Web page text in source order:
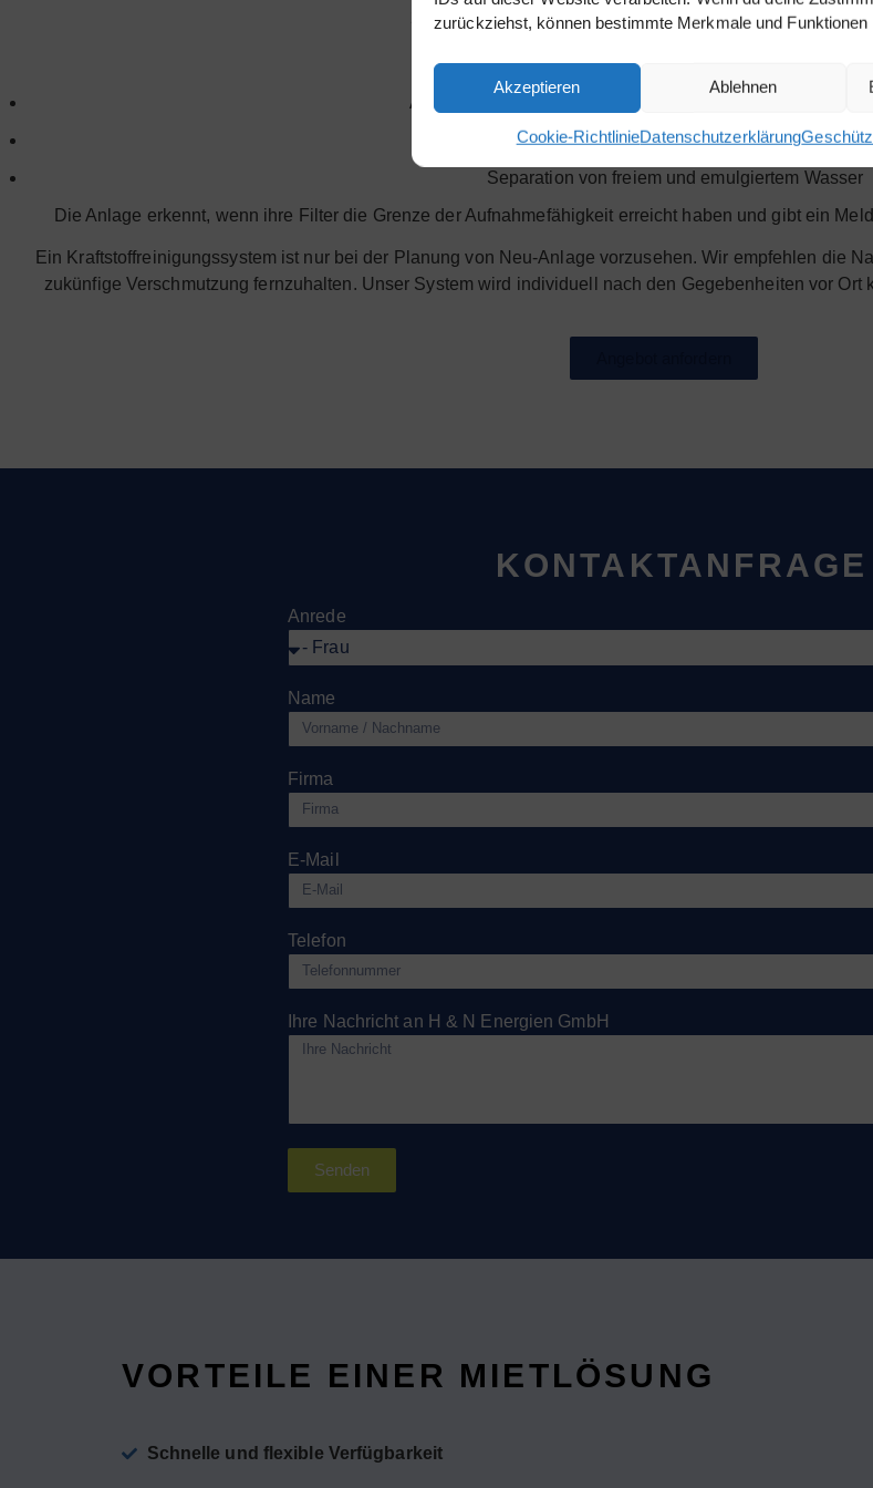
zurückziehst, können bestimmte Merkmale und Funktionen
Akzeptieren Ablehnen
Cookie-RichtlinieDatenschutzerklärung
2µm filtert, um Schaden von Ihrem Notstromdiesel
Der Programmablauf ist zeitgesteuert und erfolgt in
Ausschalten und Entfernen von Mikroben ohne
Partikelfiltration bis zu 2 µm
Separation von freiem und emulgiertem Wasser
Die Anlage erkennt, wenn ihre Filter die Grenze der Aufnahmefähigkeit erreicht haben und gibt ein
Ein Kraftstoffreinigungssystem ist nur bei der Planung von Neu-Anlage vorzusehen. Wir empfehlen die
zukünfige Verschmutzung fernzuhalten. Unser System wird individuell nach den Gegebenheiten vor Ort
KONTAKTANFRAGE
Anrede
Name
Firma
E-Mail
Telefon
Ihre Nachricht an H & N Energien GmbH
Senden
VORTEILE EINER MIETLÖSUNG
Schnelle und flexible Verfügbarkeit